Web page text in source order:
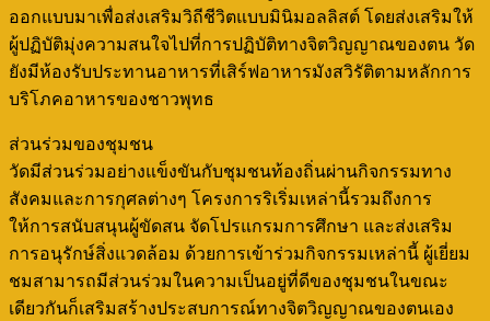
ออกแบบมาเพื่อส่งเสริมวิถีชีวิตแบบมินิมอลลิสต์ โดยส่งเสริมให้
ผู้ปฏิบัติมุ่งความสนใจไปที่การปฏิบัติทางจิตวิญญาณของตน วัด
ยังมีห้องรับประทานอาหารที่เสิร์ฟอาหารมังสวิรัติตามหลักการ
บริโภคอาหารของชาวพุทธ
ส่วนร่วมของชุมชน
วัดมีส่วนร่วมอย่างแข็งขันกับชุมชนท้องถิ่นผ่านกิจกรรมทาง
สังคมและการกุศลต่างๆ โครงการริเริ่มเหล่านี้รวมถึงการ
ให้การสนับสนุนผู้ขัดสน จัดโปรแกรมการศึกษา และส่งเสริม
การอนุรักษ์สิ่งแวดล้อม ด้วยการเข้าร่วมกิจกรรมเหล่านี้ ผู้เยี่ยม
ชมสามารถมีส่วนร่วมในความเป็นอยู่ที่ดีของชุมชนในขณะ
เดียวกันก็เสริมสร้างประสบการณ์ทางจิตวิญญาณของตนเอง